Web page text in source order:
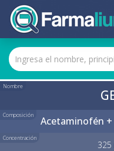
Nombre
Composición Acetaminofén
Concentración